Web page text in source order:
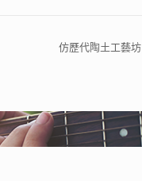
仿歷代陶土工藝坊